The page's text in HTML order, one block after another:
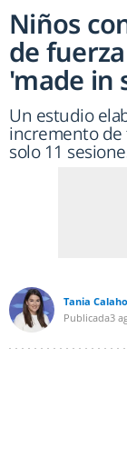
Niños
de
'made in
Un estudio
incremento de
solo 11
Tania
Publicada3